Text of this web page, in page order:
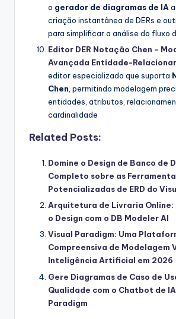
o gerador de diagramas de IA
criação instantânea de DERs e
para simplificar a análise do fluxo
Editor DER Notação Chen –
Avançada Entidade-
editor especializado que suporta
Chen, permitindo modelagem
entidades, atributos,
cardinalidade
Related Posts:
Domine o Design de Banco de
Completo sobre as
Potencializadas de ERD do
Arquitetura de Livraria Online:
o Design com o DB Modeler AI
Visual Paradigm: Uma
Compreensiva de Modelagem
Inteligência Artificial em 2026
Gere Diagramas de Caso de
Qualidade com o Chatbot de
Paradigm